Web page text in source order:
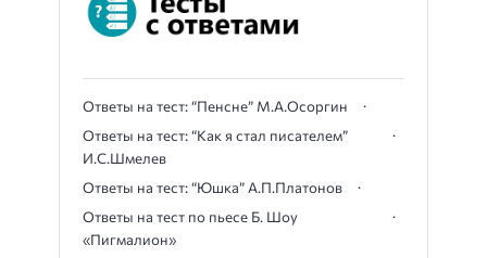
Ответы на тест: “Пенсне” М.А.Осоргин
Ответы на тест: “Как я стал писателем”
И.С.Шмелев
Ответы на тест: “Юшка” А.П.Платонов
Ответы на тест по пьесе Б. Шоу
«Пигмалион»